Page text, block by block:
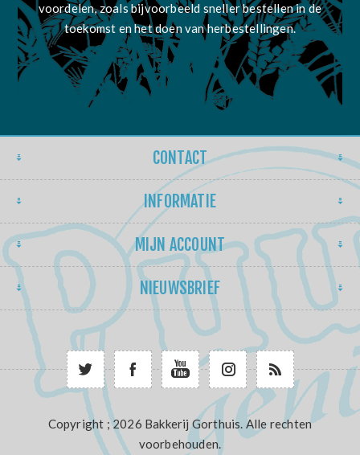
voordelen, zoals bijvoorbeeld sneller bestellen in de
toekomst en het doen van herbestellingen.
CONTACT
INFORMATIE
MIJN ACCOUNT
NIEUWSBRIEF
Copyright ; 2026 Bakkerij Gorthuis. Alle rechten
voorbehouden.